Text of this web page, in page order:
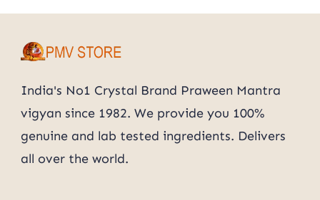
India's No1 Crystal Brand Praween Mantra
vigyan since 1982. We provide you 100%
genuine and lab tested ingredients. Delivers
all over the world.
ॐ शिवम् नमस्तुते